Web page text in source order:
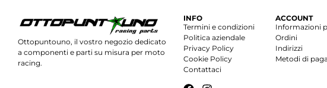
Ottopuntouno, il vostro negozio dedicato
a componenti e parti su misura per moto
racing.
INFO
Termini e condizioni
Politica aziendale
Privacy Policy
Cookie Policy
Contattaci
ACCOUNT
Informazioni
Ordini
Indirizzi
Metodi di